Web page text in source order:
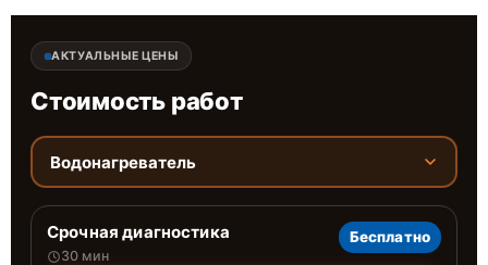
АКТУАЛЬНЫЕ ЦЕНЫ
Стоимость работ
Водонагреватель
Срочная диагностика
30 мин
Бесплатно